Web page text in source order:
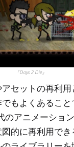
『Days 2 Die』
セットの再利
もよくあること
のアニメーショ
的に再利用でき